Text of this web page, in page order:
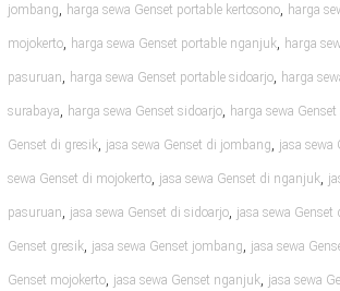
jombang, harga sewa Genset portable kertosono, harga
mojokerto, harga sewa Genset portable nganjuk, harga
pasuruan, harga sewa Genset portable sidoarjo, harga
surabaya, harga sewa Genset sidoarjo, harga sewa
Genset di gresik, jasa sewa Genset di jombang, jasa sewa
sewa Genset di mojokerto, jasa sewa Genset di nganjuk,
pasuruan, jasa sewa Genset di sidoarjo, jasa sewa Genset
Genset gresik, jasa sewa Genset jombang, jasa sewa
Genset mojokerto, jasa sewa Genset nganjuk, jasa sewa